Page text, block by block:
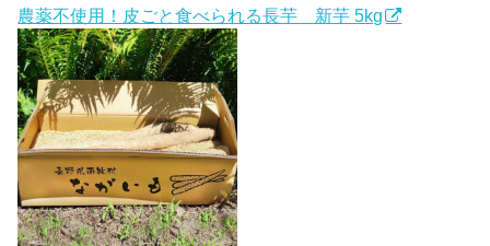
農薬不使用！皮ごと食べられる長芋 新芋 5kg